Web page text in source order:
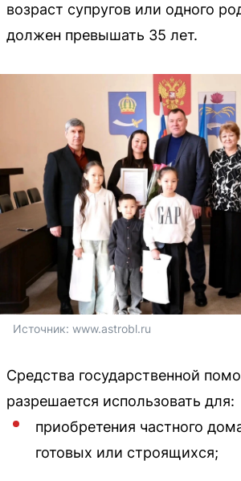
возраст супругов или одного
должен превышать 35 лет.
Источник: www.astrobl.ru
Средства государственной
разрешается использовать для:
приобретения частного
готовых или строящихся;